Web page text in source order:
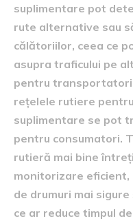
suplimentare pot
rute alternative sau
călătoriilor, ceea ce
asupra traficului pe
pentru
rețelele rutiere
suplimentare se pot
pentru consumatori.
rutieră mai bine
monitorizare
de drumuri mai
ce ar reduce timpul